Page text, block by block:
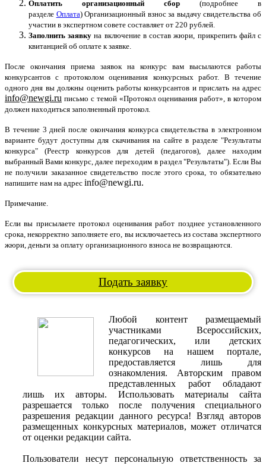
Оплатить организационный сбор (подробнее в
разделе Оплата) Организационный взнос за выдачу свидетельства об
участии в экспертном совете составляет от 220 рублей.
Заполнить заявку на включение в состав жюри, прикрепить файл с
квитанцией об оплате к заявке.
После окончания приема заявок на конкурс вам высылаются работы
конкурсантов с протоколом оценивания конкурсных работ. В течение
одного дня вы должны оценить работы конкурсантов и прислать на адрес
info@newgi.ru письмо с темой «Протокол оценивания работ», в котором
должен находиться заполненный протокол.
В течение 3 дней после окончания конкурса свидетельства в электронном
варианте будут доступны для скачивания на сайте в разделе "Результаты
конкурса" (Реестр конкурсов для детей (педагогов), далее находим
выбранный Вами конкурс, далее переходим в раздел "Результаты"). Если Вы
не получили заказанное свидетельство после этого срока, то обязательно
напишите нам на адрес info@newgi.ru.
Примечание.
Если вы присылаете протокол оценивания работ позднее установленного
срока, некорректно заполняете его, вы исключаетесь из состава экспертного
жюри, деньги за оплату организационного взноса не возвращаются.
Подать заявку
Любой контент размещаемый
участниками Всероссийских,
педагогических, или детских
конкурсов на нашем портале,
предоставляется лишь для
ознакомления. Авторским правом
представленных работ обладают
лишь их авторы. Использовать материалы сайта
разрешается только после получения специального
разрешения редакции данного ресурса! Взгляд авторов
размещенных конкурсных материалов, может отличатся
от оценки редакции сайта.
Пользователи несут персональную ответственность за